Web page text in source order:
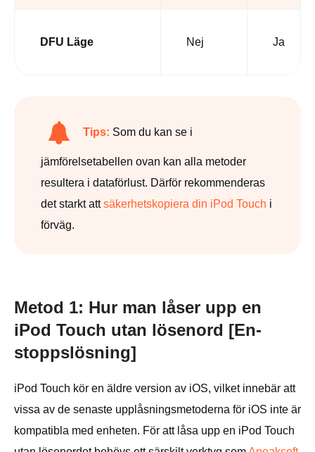
DFU Läge Nej Ja
Tips: Som du kan se i
jämförelsetabellen ovan kan alla metoder
resultera i dataförlust. Därför rekommenderas
det starkt attsäkerhetskopiera din iPod Touch i
förväg.
Metod 1: Hur man låser upp en
iPod Touch utan lösenord [En-
stoppslösning]
iPod Touch kör en äldre version av iOS, vilket innebär att
vissa av de senaste upplåsningsmetoderna för iOS inte är
kompatibla med enheten. För att låsa upp en iPod Touch